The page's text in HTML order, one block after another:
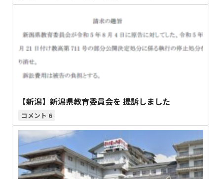
【新潟】新潟県教育委員会を 提訴しました
6